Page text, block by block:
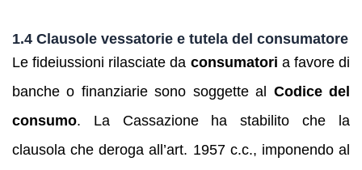
1.4 Clausole vessatorie e tutela del consumatore
Le fideiussioni rilasciate da consumatori a favore di
banche o finanziarie sono soggette al Codice del
consumo. La Cassazione ha stabilito che la
clausola che deroga all’art. 1957 c.c., imponendo al